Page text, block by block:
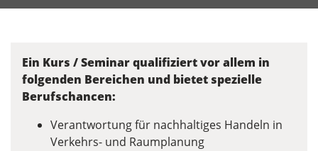
Ein Kurs / Seminar qualifiziert vor allem in
folgenden Bereichen und bietet spezielle
Berufschancen:
Verantwortung für nachhaltiges Handeln in
Verkehrs- und Raumplanung